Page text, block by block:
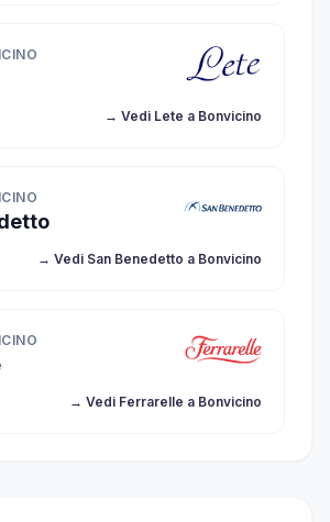
→ Vedi Lete a Bonvicino
→ Vedi San Benedetto a Bonvicino
→ Vedi Ferrarelle a Bonvicino